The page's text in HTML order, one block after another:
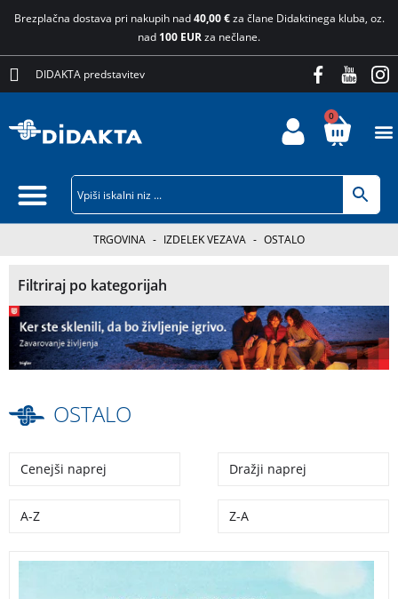
Brezplačna dostava pri nakupih nad40,00 €za člane Didaktinega kluba, oz.
nad 100 EURza nečlane.
DIDAKTA predstavitev
0
TRGOVINA - IZDELEK VEZAVA - OSTALO
Filtriraj po kategorijah
OSTALO
Cenejši naprej Dražji naprej
A-Z Z-A
Navajeni smo, da imata pujsa Bibi in Gusti vedno